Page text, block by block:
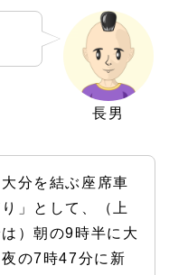
長男
分を結ぶ座席車
」として、（上
）朝の9時半に大
の7時47分に新